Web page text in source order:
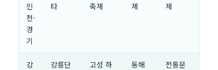
인
천·
경
기
타
축제
제
제
강
강릉단
고성 하
동해
전통문